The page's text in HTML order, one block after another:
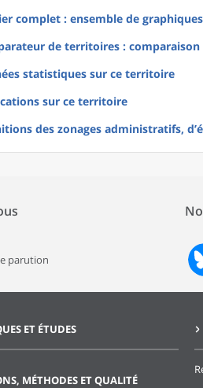
complet : ensemble de
de territoires :
statistiques sur ce territoire
sur ce territoire
des zonages administratifs,
parution
ET ÉTUDES
MÉTHODES ET QUALITÉ